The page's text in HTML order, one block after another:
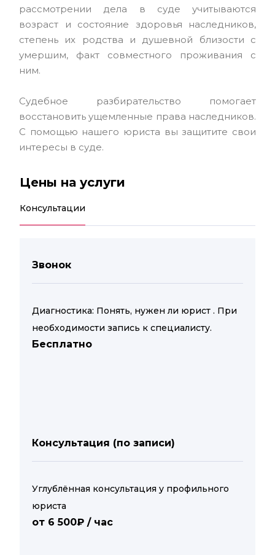
рассмотрении дела в суде учитываются
возраст и состояние здоровья наследников,
степень их родства и душевной близости с
умершим, факт совместного проживания с
ним.
Судебное разбирательство помогает
восстановить ущемленные права наследников.
С помощью нашего юриста вы защитите свои
интересы в суде.
Цены на услуги
Консультации
Звонок
Диагностика: Понять, нужен ли юрист . При
необходимости запись к специалисту.
Бесплатно
Консультация (по записи)
Углублённая консультация у профильного
юриста
от 6 500₽ / час